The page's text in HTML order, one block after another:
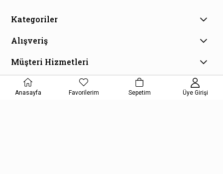
Kategoriler
Alışveriş
Müşteri Hizmetleri
E-Bülten Aboneliği
Kampanya ve fırsatlardan haberdar olmak için e-bültenimize
Anasayfa Favorilerim Sepetim Üye Girişi